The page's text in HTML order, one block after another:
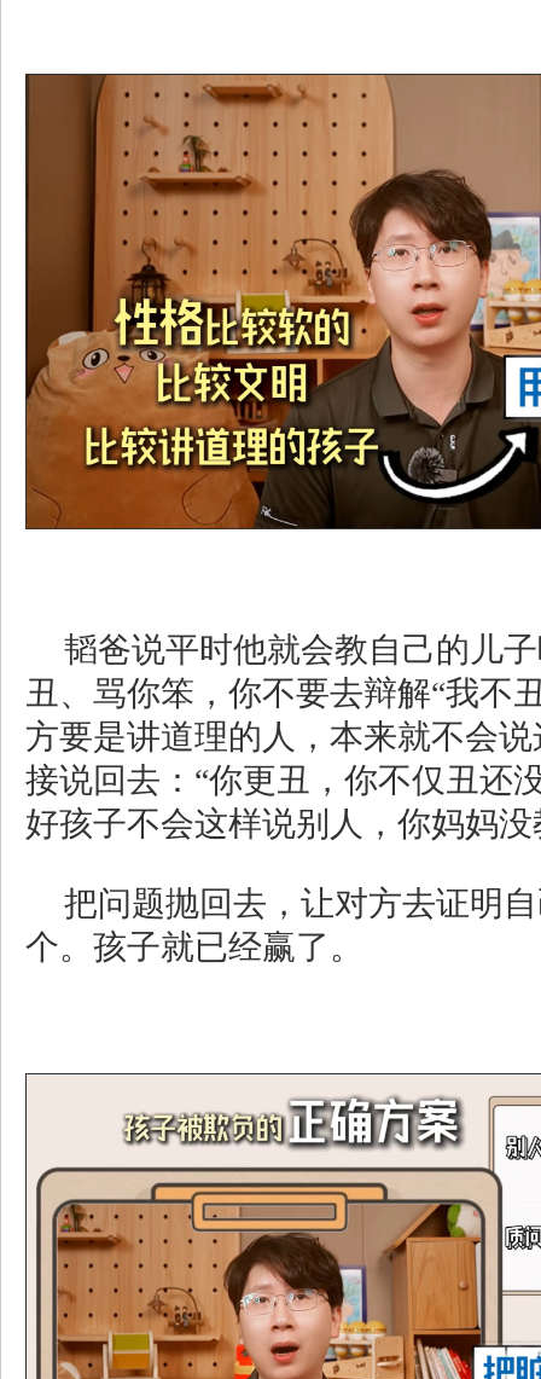
韬爸说平时他就会教自己的儿
丑、骂你笨，你不要去辩解“我不
方要是讲道理的人，本来就不会
接说回去：“你更丑，你不仅丑还
好孩子不会这样说别人，你妈妈没
把问题抛回去，让对方去证明
个。孩子就已经赢了。